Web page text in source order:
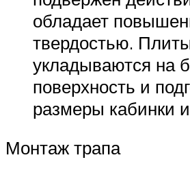
обладает
твердостью.
укладываются на
поверхность и
размеры кабинки
Монтаж трапа